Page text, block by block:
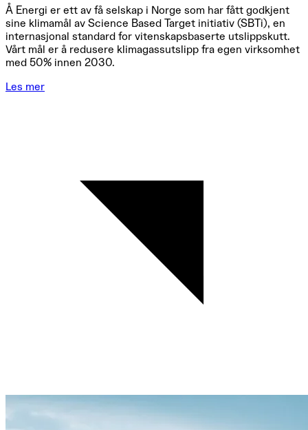
Å Energi er ett av få selskap i Norge som har fått godkjent
sine klimamål av Science Based Target initiativ (SBTi), en
internasjonal standard for vitenskapsbaserte utslippskutt.
Vårt mål er å redusere klimagassutslipp fra egen virksomhet
med 50% innen 2030.
Les mer